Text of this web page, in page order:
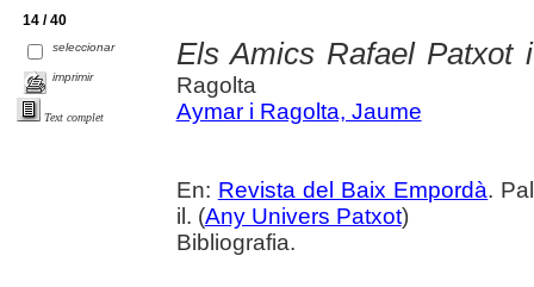
14 / 40
seleccionar
imprimir
Text complet
Els Amics Rafael Patxot
Ragolta
Aymar i Ragolta, Jaume
En: Revista del Baix Empordà.
il. (Any Univers Patxot)
Bibliografia.